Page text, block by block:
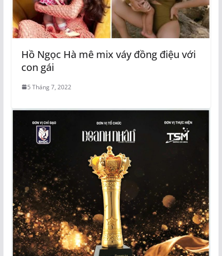
Hồ Ngọc Hà mê mix váy đồng điệu với
con gái
5 Tháng 7, 2022